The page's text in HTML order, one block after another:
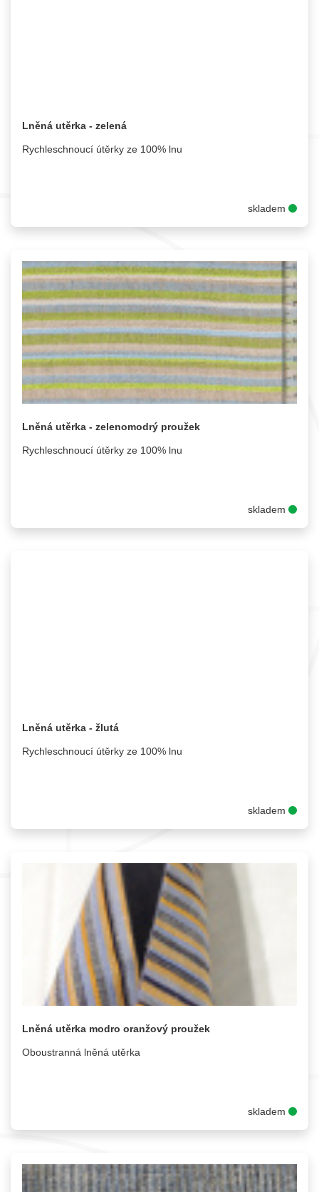
Lněná utěrka - zelená
Rychleschnoucí útěrky ze 100% lnu
skladem
Lněná utěrka - zelenomodrý proužek
Rychleschnoucí útěrky ze 100% lnu
skladem
Lněná utěrka - žlutá
Rychleschnoucí útěrky ze 100% lnu
skladem
Lněná utěrka modro oranžový proužek
Oboustranná lněná utěrka
skladem